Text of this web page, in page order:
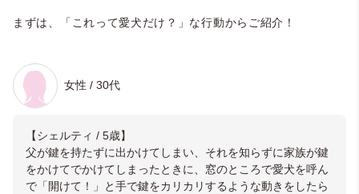
まずは、「これって愛犬だけ？」な行動からご紹介！
女性 / 30代
【シェルティ / 5歳】
父が鍵を持たずに出かけてしまい、それを知らずに家族が鍵
をかけてでかけてしまったときに、窓のところで愛犬を呼ん
で「開けて！」と手で鍵をカリカリするような動きをしたら